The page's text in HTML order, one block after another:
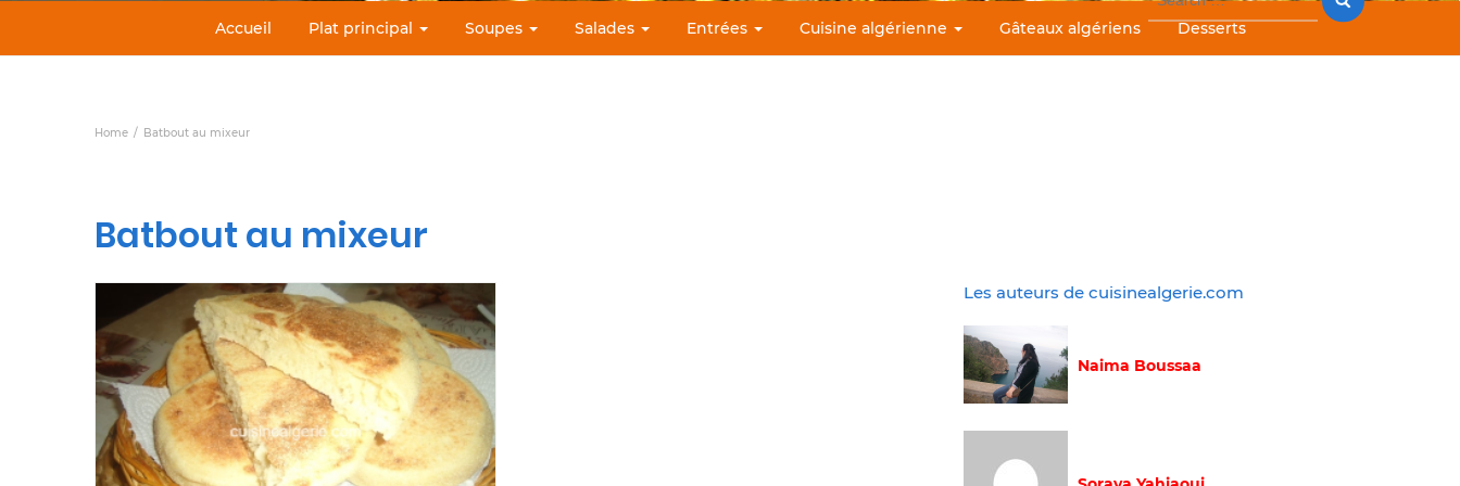
Accueil Plat principal Soupes Salades Entrées Cuisine algérienne Gâteaux algériens Desserts
Home Batbout au mixeur
Batbout au mixeur
Les auteurs de cuisinealgerie.com
Naima Boussaa